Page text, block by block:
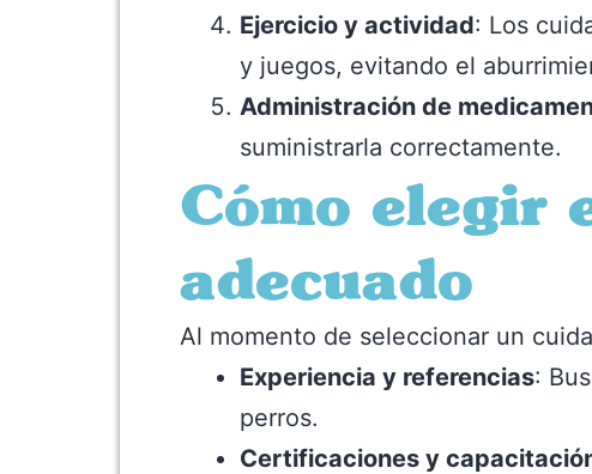
Ejercicio y actividad: Los
y juegos, evitando el
Administración de
suministrarla correctamente.
Cómo elegir
adecuado
Al momento de seleccionar un
Experiencia y referencias:
perros.
Certificaciones y